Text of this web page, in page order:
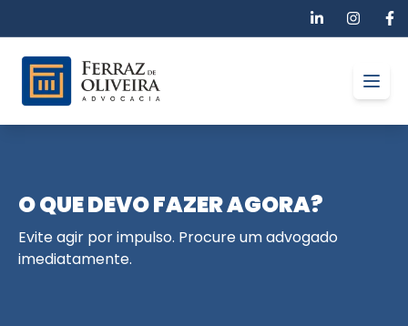
O QUE DEVO FAZER AGORA?
Evite agir por impulso. Procure um advogado
imediatamente.